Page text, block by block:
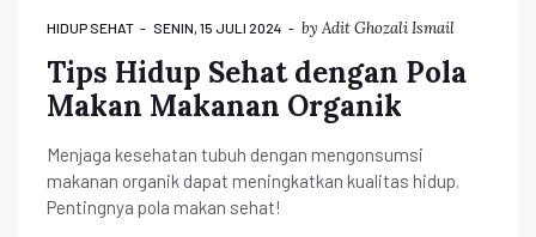
HIDUP SEHAT SENIN, 15 JULI 2024 by Adit Ghozali Ismail
Tips Hidup Sehat dengan Pola
Makan Makanan Organik
Menjaga kesehatan tubuh dengan mengonsumsi
makanan organik dapat meningkatkan kualitas hidup.
Pentingnya pola makan sehat!